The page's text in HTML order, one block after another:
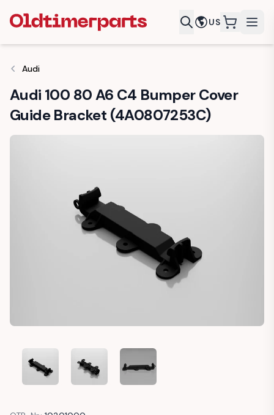
US
Audi
Audi 100 80 A6 C4 Bumper Cover
Guide Bracket (4A0807253C)
AUDI 100 80 A6 C4 BUMPER COVER GUIDE BRACKET
AUDI 100 80 A6 C4 BUMPER COVER GUIDE
AUDI 100 80 A6 C4 BUMPER